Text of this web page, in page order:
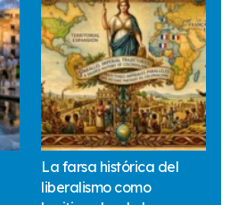
La farsa histórica del
liberalismo como